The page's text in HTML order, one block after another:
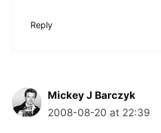
Reply
Mickey J Barczyk
2008-08-20 at 22:39